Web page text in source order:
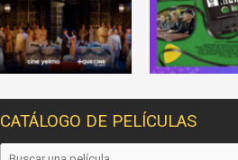
CATÁLOGO DE PELÍCULAS